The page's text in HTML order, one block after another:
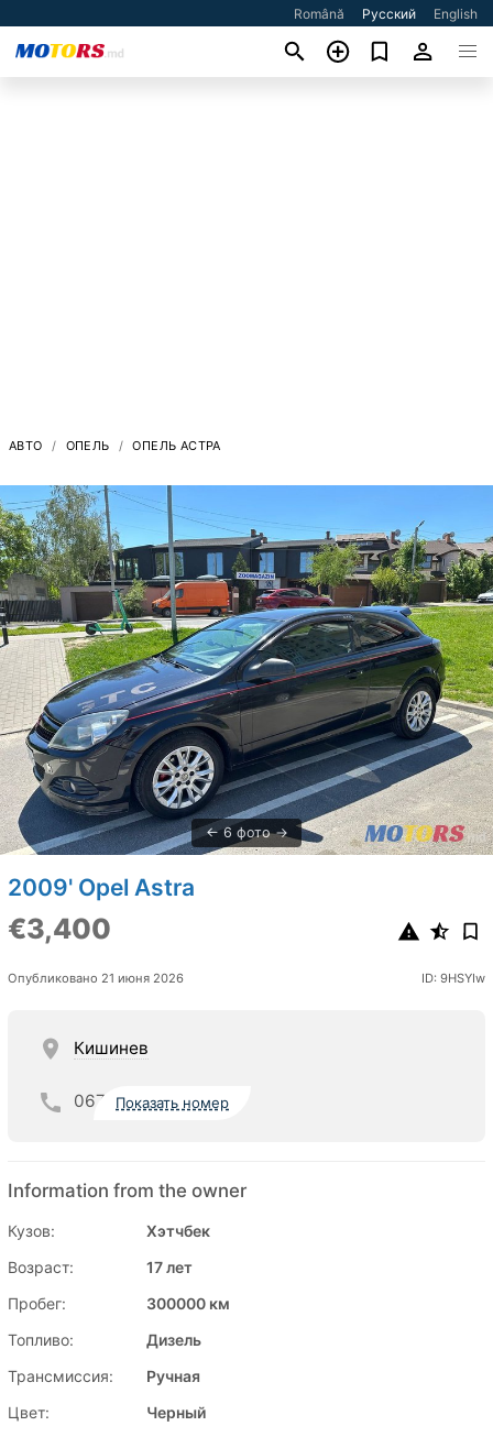
Română Русский English
АВТО ОПЕЛЬ ОПЕЛЬ АСТРА
6 фото
2009' Opel Astra
€3,400
Опубликовано 21 июня 2026 ID: 9HSYIw
Кишинев
067 Показать номер
Information from the owner
Кузов:
Хэтчбек
Возраст:
17 лет
Пробег:
300000 км
Топливо:
Дизель
Трансмиссия:
Ручная
Цвет:
Черный